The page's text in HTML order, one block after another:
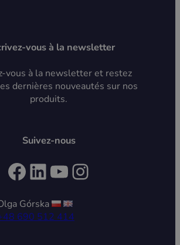
vous à la newsletter
vous à la newsletter et restez
dernières nouveautés sur nos
produits.
Suivez-nous
Facebook LinkedIn YouTube Instagram
Górska
690 512 414